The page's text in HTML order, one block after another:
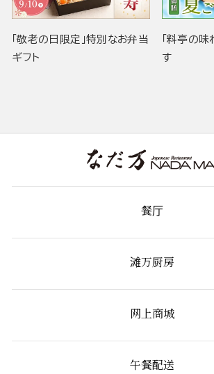
「敬老の日限定」特別なお弁当
ギフト
「料亭の
す
餐厅
滩万厨房
网上商城
午餐配送